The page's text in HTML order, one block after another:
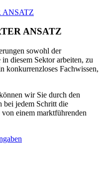
ANSATZ
sowohl der
diesem Sektor arbeiten, zu
konkurrenzloses Fachwissen,
wir Sie durch den
bei jedem Schritt die
einem marktführenden